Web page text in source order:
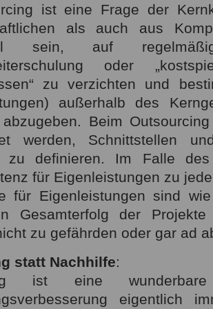
ist eine Frage der
als auch aus
sein, auf
oder
zu verzichten und
außerhalb des
Beim
werden, Schnittstellen
zu definieren. Im Falle des
für Eigenleistungen zu
für Eigenleistungen sind
Gesamterfolg der Projekte
zu gefährden oder gar ad
statt Nachhilfe:
ist eine
eigentlich